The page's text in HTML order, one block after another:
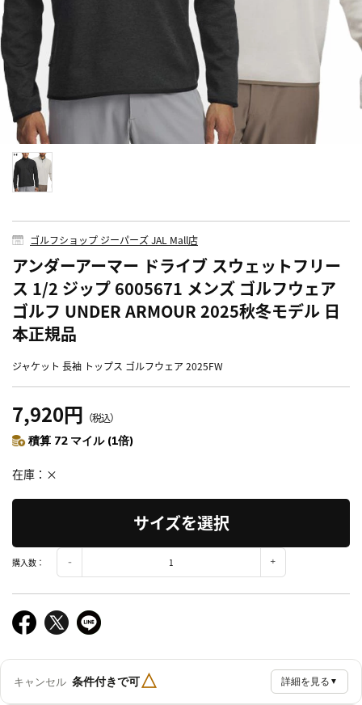
ゴルフショップ ジーパーズ JAL Mall店
アンダーアーマー ドライブ スウェットフリー
ス 1/2 ジップ 6005671 メンズ ゴルフウェア
ゴルフ UNDER ARMOUR 2025秋冬モデル 日
本正規品
ジャケット 長袖 トップス ゴルフウェア 2025FW
7,920円 （税込）
積算 72 マイル (1倍)
在庫 ×
サイズを選択
購入数：
キャンセル 条件付きで可△ 詳細を見る ▼